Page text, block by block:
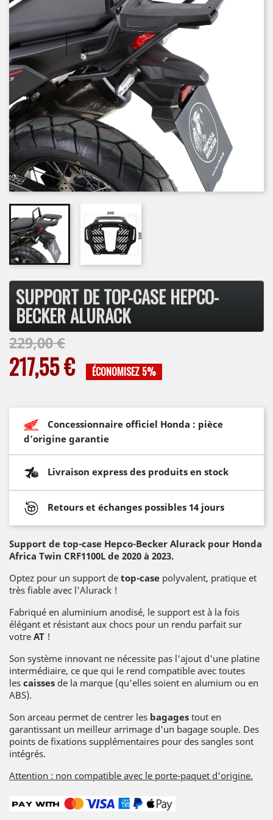
SUPPORT DE TOP-CASE HEPCO-
BECKER ALURACK
229,00 €
217,55 € ÉCONOMISEZ 5%
Concessionnaire officiel Honda : pièce
d'origine garantie
Livraison express des produits en stock
Retours et échanges possibles 14 jours
Support de top-case Hepco-Becker Alurack pour Honda
Africa Twin CRF1100L de 2020 à 2023.
Optez pour un support de top-case polyvalent, pratique et
très fiable avec l'Alurack !
Fabriqué en aluminium anodisé, le support est à la fois
élégant et résistant aux chocs pour un rendu parfait sur
votre AT !
Son système innovant ne nécessite pas l'ajout d'une platine
intermédiaire, ce que qui le rend compatible avec toutes
les caisses de la marque (qu'elles soient en alumium ou en
ABS).
Son arceau permet de centrer les bagages tout en
garantissant un meilleur arrimage d'un bagage souple. Des
points de fixations supplémentaires pour des sangles sont
intégrés.
Attention : non compatible avec le porte-paquet d'origine.